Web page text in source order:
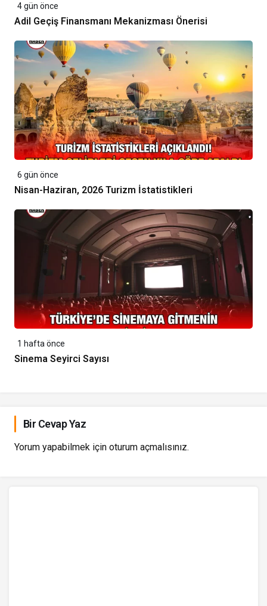
4 gün önce
Adil Geçiş Finansmanı Mekanizması Önerisi
6 gün önce
Nisan-Haziran, 2026 Turizm İstatistikleri
1 hafta önce
Sinema Seyirci Sayısı
Bir Cevap Yaz
Yorum yapabilmek için oturum açmalısınız.